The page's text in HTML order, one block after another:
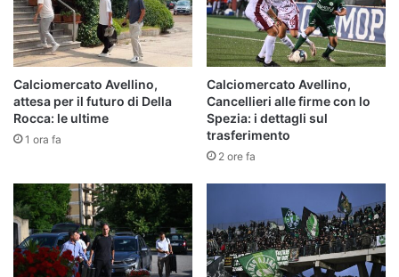
Calciomercato Avellino,
attesa per il futuro di Della
Rocca: le ultime
1 ora fa
Calciomercato Avellino,
Cancellieri alle firme con lo
Spezia: i dettagli sul
trasferimento
2 ore fa